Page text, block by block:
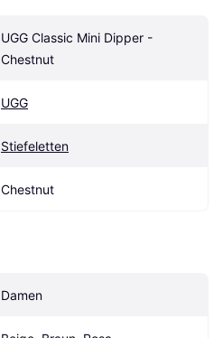
UGG Classic Mini Dipper -
Chestnut
UGG
Stiefeletten
Chestnut
Damen